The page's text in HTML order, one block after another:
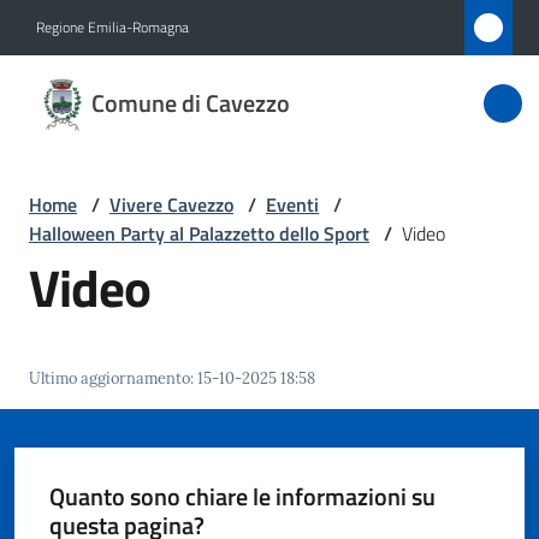
Regione Emilia-Romagna
Comune di Cavezzo
di
Servizi
Vivere
Cavezzo
Menu selezionato
Home / Vivere Cavezzo / Eventi /
Halloween Party al Palazzetto dello Sport / Video
Video
Ultimo aggiornamento:15-10-2025 18:58
Quanto sono chiare le informazioni su
questa pagina?